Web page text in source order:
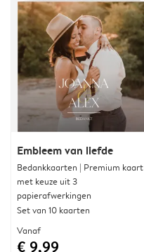
Embleem van liefde
Bedankkaarten | Premium kaart
met keuze uit 3
papierafwerkingen
Set van 10 kaarten
Vanaf
€ 9,99